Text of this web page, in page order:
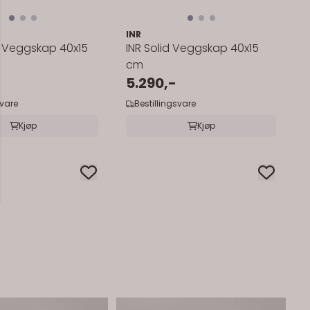
Veggskap 40x15
Kjøp
INR
INR Solid Veggskap 40x15
cm
5.290,-
Bestillingsvare
Kjøp